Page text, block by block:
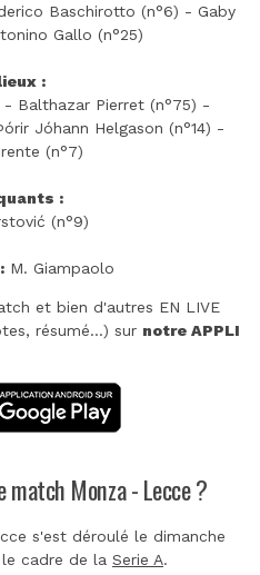
Baschirotto (n°6) - Gaby
Gallo (n°25)
:
- Balthazar Pierret (n°75) -
Jóhann Helgason (n°14) -
(n°7)
:
(n°9)
M. Giampaolo
et bien d'autres EN LIVE
résumé...) sur notre APPLI
match Monza - Lecce ?
s'est déroulé le dimanche
cadre de la Serie A.